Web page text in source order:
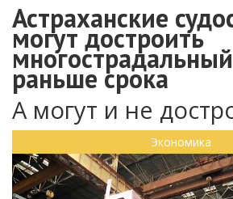
Астраханские
могут достроить
раньше срока
А могут и не
Экономика